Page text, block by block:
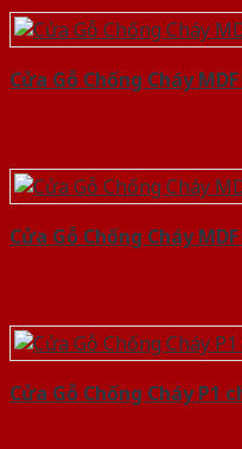
Cửa Gỗ Chống Cháy
Cửa Gỗ Chống Cháy
Cửa Gỗ Chống Cháy P1